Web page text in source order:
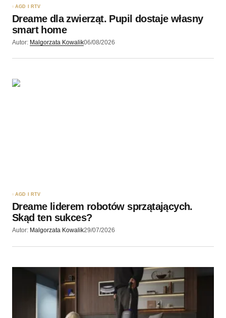
Wyślij komentarz
AGD I RTV
Dreame dla zwierząt. Pupil dostaje własny
smart home
Autor: Malgorzata Kowalik06/08/2026
AGD I RTV
Dreame liderem robotów sprzątających.
Skąd ten sukces?
Autor: Malgorzata Kowalik29/07/2026